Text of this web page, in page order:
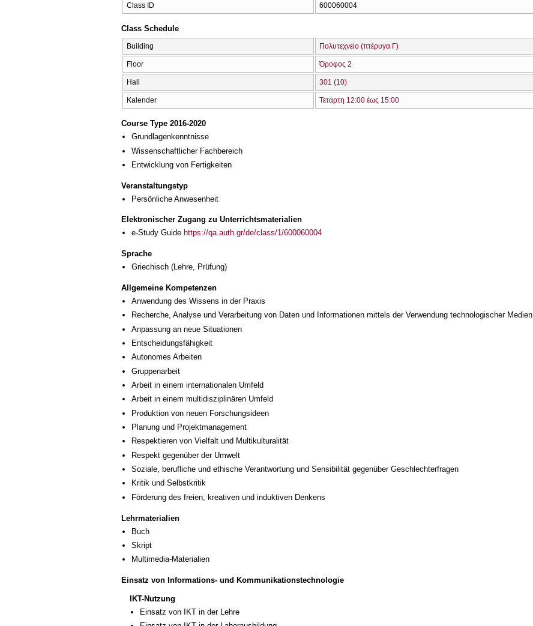
Class ID 600060004
Class Schedule
Building Πολυτεχνείο (πτέρυγα Γ)
Floor Όροφος 2
Hall 301 (10)
Kalender Τετάρτη 12:00 έως 15:00
Course Type 2016-2020
Grundlagenkenntnisse
Wissenschaftlicher Fachbereich
Entwicklung von Fertigkeiten
Veranstaltungstyp
Persönliche Anwesenheit
Elektronischer Zugang zu Unterrichtsmaterialien
e-Study Guide https://qa.auth.gr/de/class/1/600060004
Sprache
Griechisch (Lehre, Prüfung)
Allgemeine Kompetenzen
Anwendung des Wissens in der Praxis
Recherche, Analyse und Verarbeitung von Daten und Informationen mittels der Verwendung technologischer Medien
Anpassung an neue Situationen
Entscheidungsfähigkeit
Autonomes Arbeiten
Gruppenarbeit
Arbeit in einem internationalen Umfeld
Arbeit in einem multidisziplinären Umfeld
Produktion von neuen Forschungsideen
Planung und Projektmanagement
Respektieren von Vielfalt und Multikulturalität
Respekt gegenüber der Umwelt
Soziale, berufliche und ethische Verantwortung und Sensibilität gegenüber Geschlechterfragen
Kritik und Selbstkritik
Förderung des freien, kreativen und induktiven Denkens
Lehrmaterialien
Buch
Skript
Multimedia-Materialien
Einsatz von Informations- und Kommunikationstechnologie
IKT-Nutzung
Einsatz von IKT in der Lehre